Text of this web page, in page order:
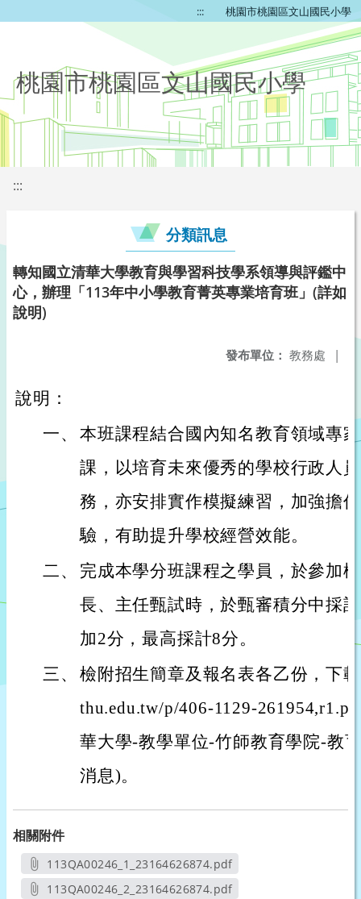
::: 桃園市桃園區文山國民小學
桃園市桃園區文山國民小學
:::
分類訊息
轉知國立清華大學教育與學習科技學系領導與評鑑中
心，辦理「113年中小學教育菁英專業培育班」(詳如
說明)
發布單位： 教務處 |
說明：
一、 本班課程結合國內知名教育領域專
課，以培育未來優秀的學校行政人
務，亦安排實作模擬練習，加強擔
驗，有助提升學校經營效能。
二、
完成本學分班課程之學員，於參加
長、主任甄試時，於甄審積分中採
加2分，最高採計8分。
三、 檢附招生簡章及報名表各乙份，下
thu.edu.tw/p/406-1129-
華大學-教學單位-竹師教育學院-教
消息)。
相關附件
113QA00246_1_23164626874.pdf
另開新視窗
113QA00246_2_23164626874.pdf